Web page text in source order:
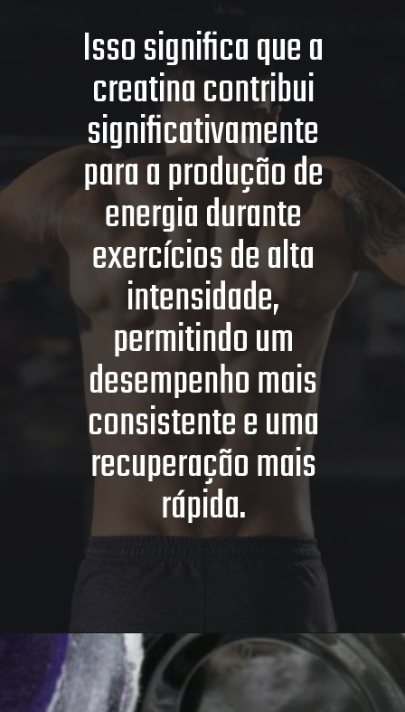
Isso significa que a
creatina contribui
significativamente
para a produção de
energia durante
exercícios de alta
intensidade,
permitindo um
desempenho mais
consistente e uma
recuperação mais
rápida.